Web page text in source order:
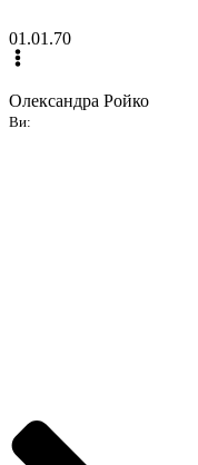
01.01.70
Олександра Ройко
Ви: